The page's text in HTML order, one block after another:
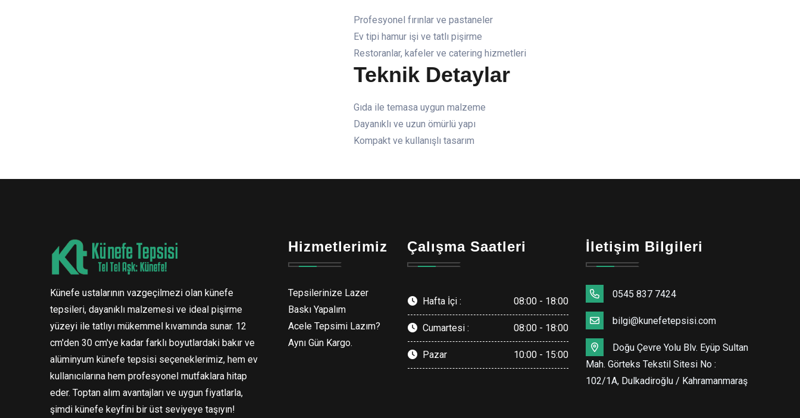
Profesyonel fırınlar ve pastaneler
Ev tipi hamur işi ve tatlı pişirme
Restoranlar, kafeler ve catering hizmetleri
Teknik Detaylar
Gıda ile temasa uygun malzeme
Dayanıklı ve uzun ömürlü yapı
Kompakt ve kullanışlı tasarım
Künefe ustalarının vazgeçilmezi olan künefe
tepsileri, dayanıklı malzemesi ve ideal pişirme
yüzeyi ile tatlıyı mükemmel kıvamında sunar. 12
cm'den 30 cm'ye kadar farklı boyutlardaki bakır ve
alüminyum künefe tepsisi seçeneklerimiz, hem ev
kullanıcılarına hem profesyonel mutfaklara hitap
eder. Toptan alım avantajları ve uygun fiyatlarla,
şimdi künefe keyfini bir üst seviyeye taşıyın!
Hizmetlerimiz
Tepsilerinize Lazer
Baskı Yapalım
Acele Tepsimi Lazım?
Aynı Gün Kargo.
Çalışma Saatleri
Hafta İçi : 08:00 - 18:00
Cumartesi : 08:00 - 18:00
Pazar 10:00 - 15:00
İletişim Bilgileri
0545 837 7424
bilgi@kunefetepsisi.com
Doğu Çevre Yolu Blv. Eyüp Sultan
Mah. Görteks Tekstil Sitesi No :
102/1A, Dulkadiroğlu / Kahramanmaraş